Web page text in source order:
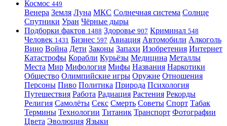
Космос 449
Венера Земля Луна МКС Солнечная система Солнце
Спутники Уран Чёрные дыры
Подборки фактов 1488 Здоровье 907 Криминал 548
Человек 1431 Бизнес 597 Авиация Автомобили Алкоголь
Вино Война Дети Законы Запахи Изобретения Интернет
Катастрофы Корабли Курьёзы Медицина Металлы
Места Мир Мифология Мифы Названия Наркотики
Общество Олимпийские игры Оружие Отношения
Персоны Пиво Политика Природа Психология
Путешествия Работа Радиация Растения Рекорды
Религия Самолёты Секс Смерть Советы Спорт Табак
Термины Технологии Титаник Транспорт Фотографии
Цвета Эволюция Языки